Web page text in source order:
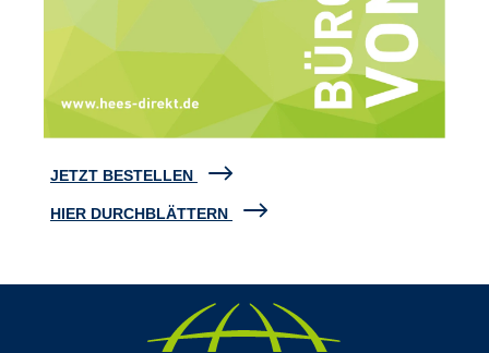
JETZT BESTELLEN
HIER DURCHBLÄTTERN